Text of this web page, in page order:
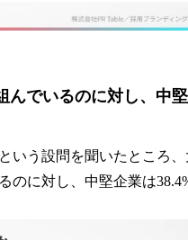
でいるのに対し、中
いう設問を聞いたところ
のに対し、中堅企業は